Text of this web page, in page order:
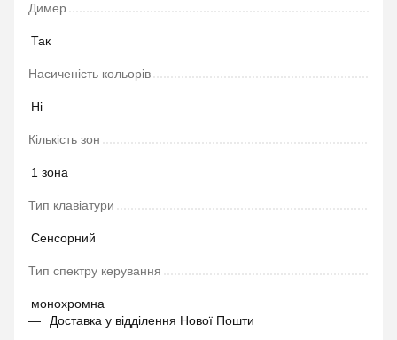
Димер
Так
Насиченість кольорів
Ні
Кількість зон
1 зона
Тип клавіатури
Сенсорний
Тип спектру керування
монохромна
Доставка у відділення Нової Пошти